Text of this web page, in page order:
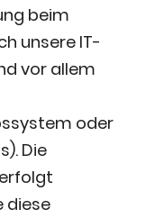
beim
unsere IT-
vor allem
oder
Die
diese